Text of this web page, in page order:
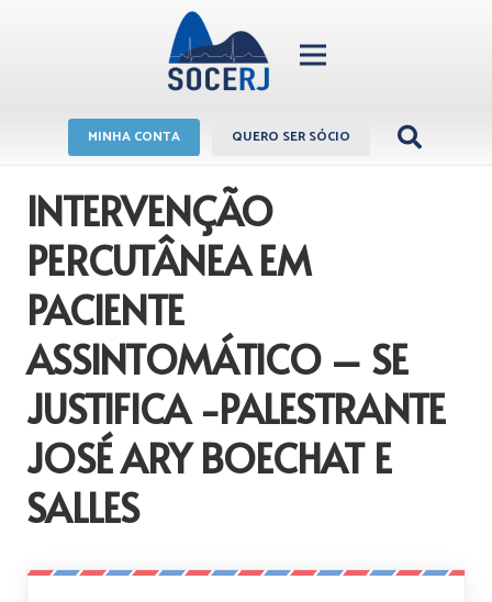
MINHA CONTA QUERO SER SÓCIO
INTERVENÇÃO
PERCUTÂNEA EM
PACIENTE
ASSINTOMÁTICO – SE
JUSTIFICA -PALESTRANTE
JOSÉ ARY BOECHAT E
SALLES